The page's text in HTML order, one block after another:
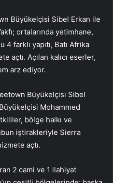
Büyükelçisi Sibel Erkan ile
ortalarında yetimhane,
farklı yapıtı, Batı Afrika
açtı. Açılan kalıcı eserler,
arz ediyor.
Büyükelçisi Sibel
Mohammed
bölge halkı ve
iştirakleriyle Sierra
açtı.
2 cami ve 1 ilahiyat